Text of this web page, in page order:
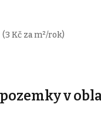
(3 Kč za m²/rok)
v